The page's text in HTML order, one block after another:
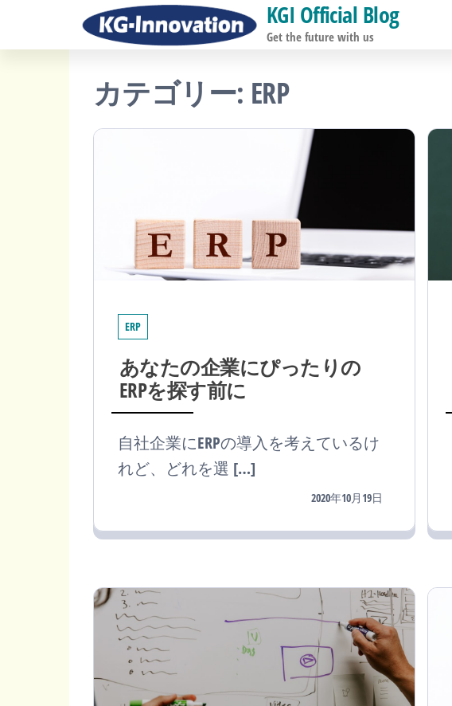
KGI Official Blog
Get the future with us
カテゴリー: ERP
ERP
あなたの企業にぴったりの
ERPを探す前に
自社企業にERPの導入を考えているけ
れど、どれを選 […]
2020年10月19日